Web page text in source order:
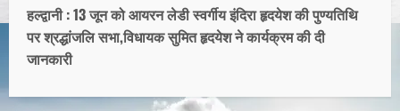
हल्द्वानी : 13 जून को आयरन लेडी स्वर्गीय इंदिरा हृदयेश की पुण्यतिथि
पर श्रद्धांजलि सभा,विधायक सुमित हृदयेश ने कार्यक्रम की दी
जानकारी